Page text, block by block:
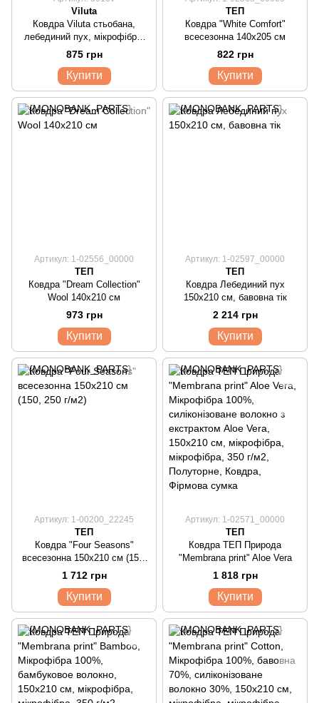
Viluta
Ковдра Viluta стьобана,
лебединий пух, мікрофібра,
Softness Collection
875 грн
Купити
ТЕП
Ковдра "White Comfort"
всесезонна 140x205 см
822 грн
Купити
Артикул: 1-02556_00000
ТЕП
Ковдра "Dream Collection"
Wool 140х210 см
973 грн
Купити
Артикул: 1-02597_00000
ТЕП
Ковдра Лебединий пух
150х210 см, бавовна тік
2 214 грн
Купити
Артикул: 1-00200_22245
ТЕП
Ковдра "Four Seasons"
всесезонна 150x210 см (150,
250 г/м2)
1 712 грн
Купити
Артикул: 1-02571_00000
ТЕП
Ковдра ТЕП Природа
"Membrana print" Aloe Vera
1 818 грн
Купити